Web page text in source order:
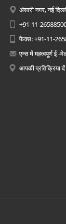
अंसारी नगर, नई
+91-11-
फैक्स: +91-11-
एम्स में महत्वपूर्ण ई -
आपकी प्रतिक्रिया दें